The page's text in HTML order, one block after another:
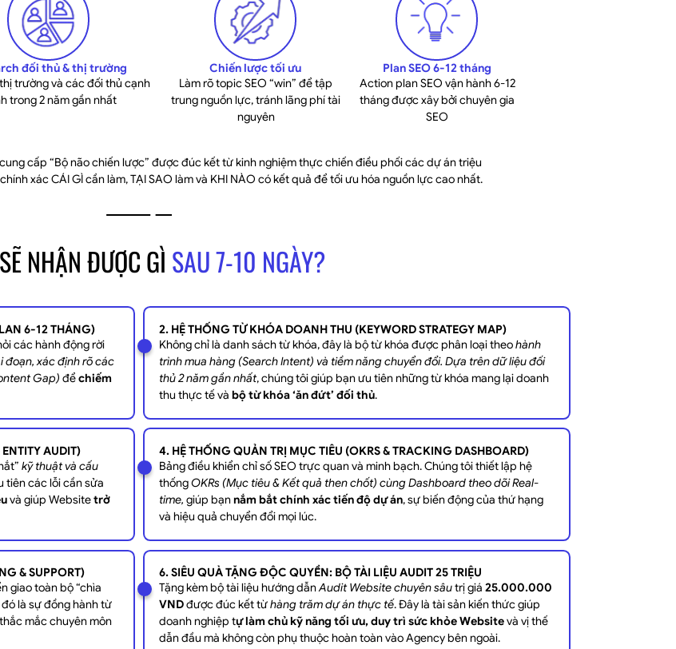
đối thủ & thị trường
trường và các đối thủ cạnh
trong 2 năm gần nhất
Chiến lược tối ưu
Làm rõ topic SEO “win” để tập
trung nguồn lực, tránh lãng phí tài
nguyên
Plan SEO 6-12 tháng
Action plan SEO vận hành 6-12
tháng được xây bởi chuyên gia
SEO
cấp “Bộ não chiến lược” được đúc kết từ kinh nghiệm thực chiến điều phối các dự án triệu
xác CÁI GÌ cần làm, TẠI SAO làm và KHI NÀO có kết quả để tối ưu hóa nguồn lực cao nhất.
NHẬN ĐƯỢC GÌ SAU 7-10 NGÀY?
6-12 THÁNG)
các hành động rời
xác định rõ các
Gap) đểchiếm
2. HỆ THỐNG TỪ KHÓA DOANH THU (KEYWORD STRATEGY MAP)
Không chỉ là danh sách từ khóa, đây là bộ từ khóa được phân loại theohành
trình mua hàng (Search Intent) và tiềm năng chuyển đổi. Dựa trên dữ liệu đối
thủ 2 năm gần nhất, chúng tôi giúp bạn ưu tiên những từ khóa mang lại doanh
thu thực tế vàbộ từ khóa ‘ăn đứt’ đối thủ.
AUDIT)
kỹ thuật và cấu
tiên các lỗi cần sửa
và giúp Websitetrở
4. HỆ THỐNG QUẢN TRỊ MỤC TIÊU (OKRS & TRACKING DASHBOARD)
Bảng điều khiển chỉ số SEO trực quan và minh bạch. Chúng tôi thiết lập hệ
thốngOKRs (Mục tiêu & Kết quả then chốt) cùng Dashboard theo dõi Real-
time, giúp bạnnắm bắt chính xác tiến độ dự án, sự biến động của thứ hạng
và hiệu quả chuyển đổi mọi lúc.
& SUPPORT)
giao toàn bộ “chìa
là sự đồng hành từ
mắc chuyên môn
6. SIÊU QUÀ TẶNG ĐỘC QUYỀN: BỘ TÀI LIỆU AUDIT 25 TRIỆU
Tặng kèm bộ tài liệu hướng dẫnAudit Website chuyên sâutrị giá25.000.000
VNDđược đúc kết từhàng trăm dự án thực tế. Đây là tài sản kiến thức giúp
doanh nghiệp tự làm chủ kỹ năng tối ưu, duy trì sức khỏe Websitevà vị thế
dẫn đầu mà không còn phụ thuộc hoàn toàn vào Agency bên ngoài.